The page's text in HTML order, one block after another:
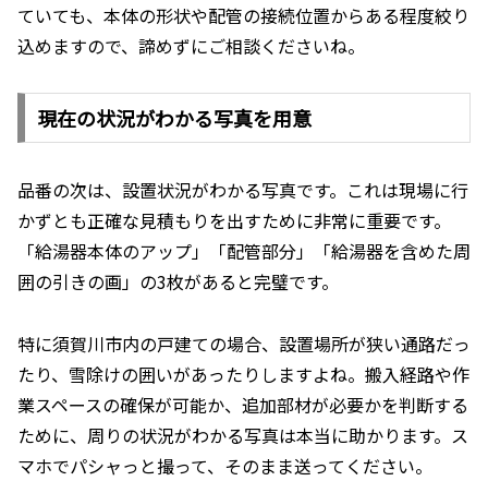
ていても、本体の形状や配管の接続位置からある程度絞り
込めますので、諦めずにご相談くださいね。
現在の状況がわかる写真を用意
品番の次は、設置状況がわかる写真です。これは現場に行
かずとも正確な見積もりを出すために非常に重要です。
「給湯器本体のアップ」「配管部分」「給湯器を含めた周
囲の引きの画」の3枚があると完璧です。
特に須賀川市内の戸建ての場合、設置場所が狭い通路だっ
たり、雪除けの囲いがあったりしますよね。搬入経路や作
業スペースの確保が可能か、追加部材が必要かを判断する
ために、周りの状況がわかる写真は本当に助かります。ス
マホでパシャっと撮って、そのまま送ってください。